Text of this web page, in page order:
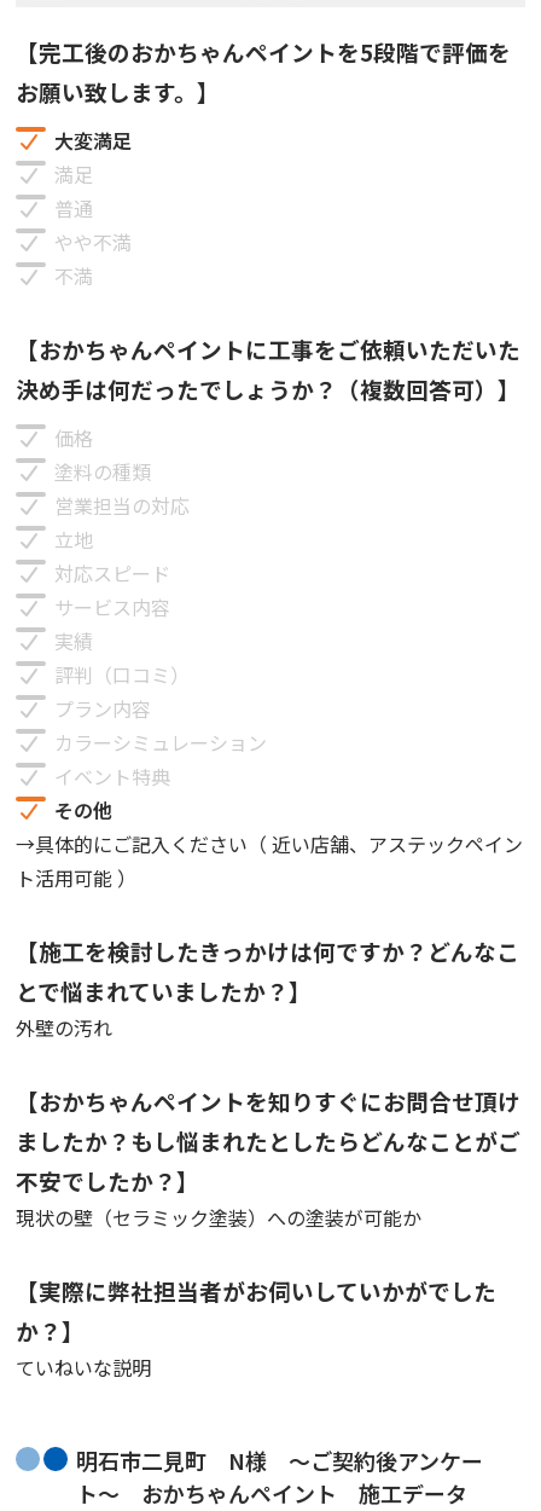
【完工後のおかちゃんペイントを5段階で評価を
お願い致します。】
大変満足
満足
普通
やや不満
不満
【おかちゃんペイントに工事をご依頼いただいた
決め手は何だったでしょうか？（複数回答可）】
価格
塗料の種類
営業担当の対応
立地
対応スピード
サービス内容
実績
評判（口コミ）
プラン内容
カラーシミュレーション
イベント特典
その他
→具体的にご記入ください（近い店舗、アステックペイン
ト活用可能 ）
【施工を検討したきっかけは何ですか？どんなこ
とで悩まれていましたか？】
外壁の汚れ
【おかちゃんペイントを知りすぐにお問合せ頂け
ましたか？もし悩まれたとしたらどんなことがご
不安でしたか？】
現状の壁（セラミック塗装）への塗装が可能か
【実際に弊社担当者がお伺いしていかがでした
か？】
ていねいな説明
明石市二見町 N様 〜ご契約後アンケー
ト〜 おかちゃんペイント 施工データ